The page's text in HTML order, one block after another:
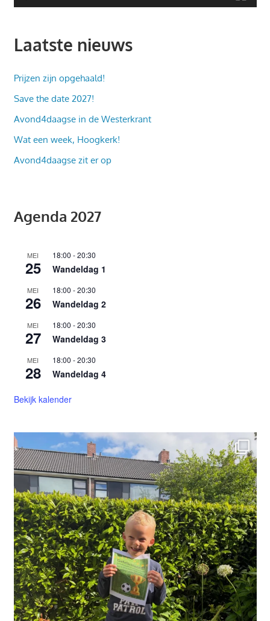
Laatste nieuws
Prijzen zijn opgehaald!
Save the date 2027!
Avond4daagse in de Westerkrant
Wat een week, Hoogkerk!
Avond4daagse zit er op
Agenda 2027
MEI
25
18:00 -20:30
Wandeldag 1
MEI
26
18:00 -20:30
Wandeldag 2
MEI
27
18:00 -20:30
Wandeldag 3
MEI
28
18:00 -20:30
Wandeldag 4
Bekijk kalender